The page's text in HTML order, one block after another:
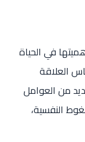
في الحياة
العلاقة
من العوامل
النفسية،